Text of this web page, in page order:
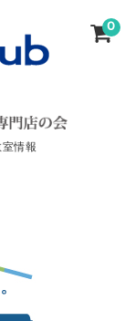
情報
0